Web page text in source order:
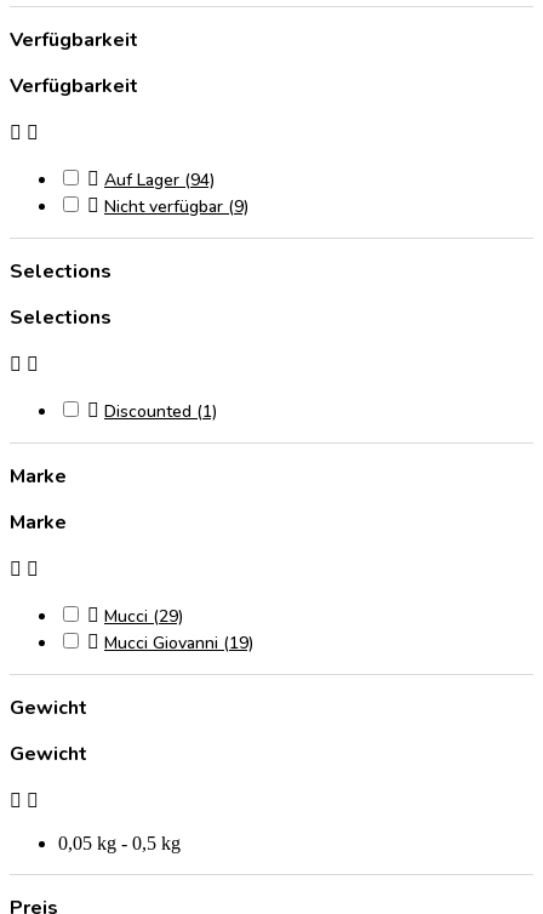
Verfügbarkeit
Verfügbarkeit
 
 Auf Lager (94)
 Nicht verfügbar (9)
Selections
Selections
 
 Discounted (1)
Marke
Marke
 
 Mucci (29)
 Mucci Giovanni (19)
Gewicht
Gewicht
 
0,05 kg - 0,5 kg
Preis